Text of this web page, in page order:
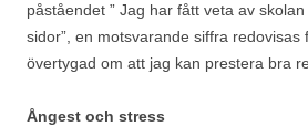
påståendet ” Jag har fått veta av
sidor”, en motsvarande siffra redovisas
övertygad om att jag kan prestera bra
Ångest och stress